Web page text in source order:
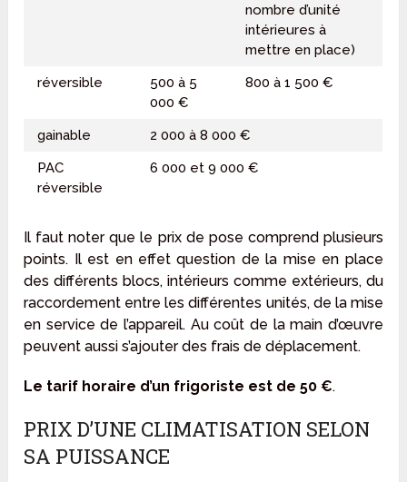
nombre d’unité
intérieures à
mettre en place)
réversible
500 à 5
000 €
800 à 1 500 €
gainable
2 000 à 8 000 €
PAC
réversible
6 000 et 9 000 €
Il faut noter que le prix de pose comprend plusieurs
points. Il est en effet question de la mise en place
des différents blocs, intérieurs comme extérieurs, du
raccordement entre les différentes unités, de la mise
en service de l’appareil. Au coût de la main d’œuvre
peuvent aussi s’ajouter des frais de déplacement.
Le tarif horaire d’un frigoriste est de 50 €.
PRIX D’UNE CLIMATISATION SELON
SA PUISSANCE